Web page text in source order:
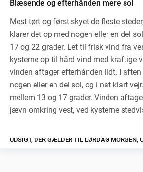
Blæsende og efterhånden mere sol
Mest tørt og først skyet de fleste
klarer det op med nogen eller en del
17 og 22 grader. Let til frisk vind fra
kysterne op til hård vind med kraftige
vinden aftager efterhånden lidt. I aften
nogen eller en del sol, og i nat klart
mellem 13 og 17 grader. Vinden
jævn omkring vest, ved kysterne
UDSIGT, DER GÆLDER TIL LØRDAG MORGEN,